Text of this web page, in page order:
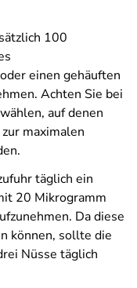
100
einen gehäuften
Achten Sie bei
auf denen
maximalen
täglich ein
20 Mikrogramm
Da diese
können, sollte die
Nüsse täglich